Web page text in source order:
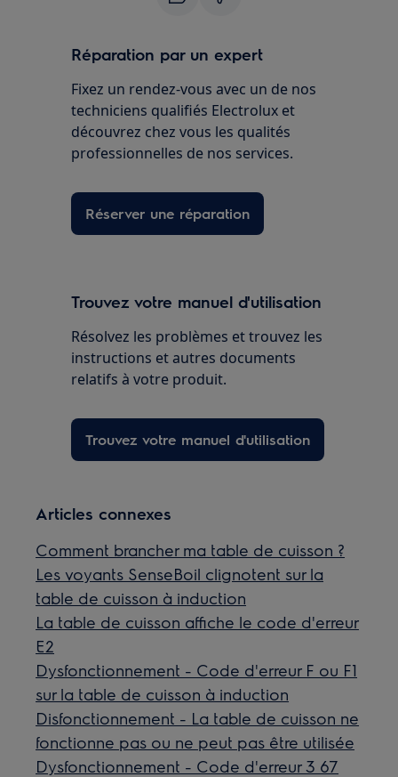
Réparation par un expert
Fixez un rendez-vous avec un de nos
techniciens qualifiés Electrolux et
découvrez chez vous les qualités
professionnelles de nos services.
Réserver une réparation
Trouvez votre manuel d'utilisation
Résolvez les problèmes et trouvez les
instructions et autres documents
relatifs à votre produit.
Trouvez votre manuel d'utilisation
Articles connexes
Comment brancher ma table de cuisson ?
Les voyants SenseBoil clignotent sur la
table de cuisson à induction
La table de cuisson affiche le code d'erreur
E2
Dysfonctionnement - Code d'erreur F ou F1
sur la table de cuisson à induction
Disfonctionnement - La table de cuisson ne
fonctionne pas ou ne peut pas être utilisée
Dysfonctionnement - Code d'erreur 3 67